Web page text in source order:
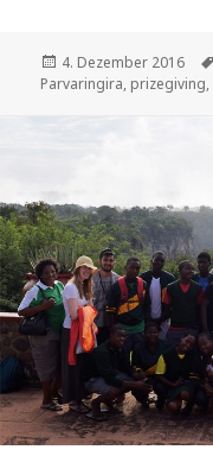
Veröffentlicht
am
4. Dezember 2016
Parvaringira, prizegiving,